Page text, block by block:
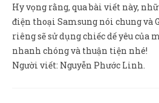
Hy vọng rằng, qua bài viết này,
điện thoại Samsung nói chung và
riêng sẽ sử dụng chiếc dế yêu của
nhanh chóng và thuận tiện nhé!
Người viết: Nguyễn Phước Linh.